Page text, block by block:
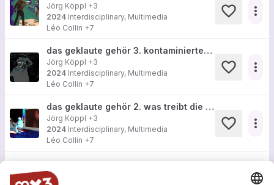
Jörg Köppl +3
2024 Interdisciplinary, Multimedia
Léo Collin +7
more_horiz
das geklaute gehör 3. kontaminierter staub
Jörg Köppl +3
2024 Interdisciplinary, Multimedia
Léo Collin +7
more_horiz
das geklaute gehör 2. was treibt die kunst mit uns
Jörg Köppl +3
2024 Interdisciplinary, Multimedia
Léo Collin +7
more_horiz